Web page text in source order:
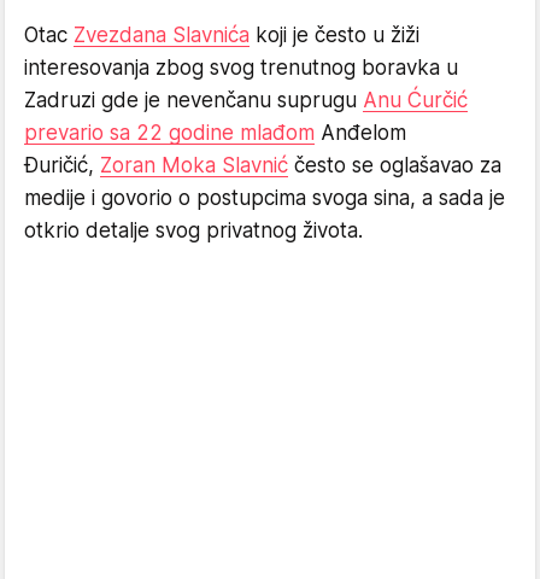
Otac Zvezdana Slavnića koji je često u žiži
interesovanja zbog svog trenutnog boravka u
Zadruzi gde je nevenčanu suprugu Anu Ćurčić
prevario sa 22 godine mlađom Anđelom
Đuričić, Zoran Moka Slavnić često se oglašavao za
medije i govorio o postupcima svoga sina, a sada je
otkrio detalje svog privatnog života.